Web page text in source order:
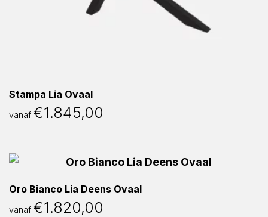
Stampa Lia Ovaal
vanaf €1.845,00
Oro Bianco Lia Deens Ovaal
vanaf €1.820,00